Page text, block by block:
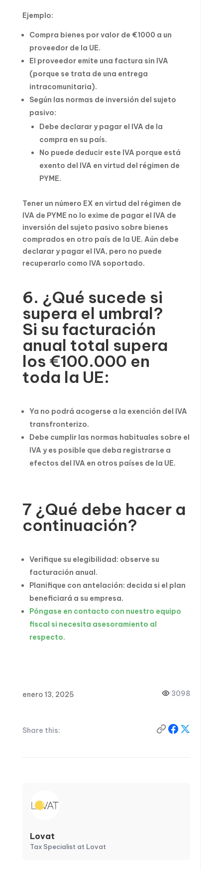
Ejemplo:
Compra bienes por valor de €1000 a un
proveedor de la UE.
El proveedor emite una factura sin IVA
(porque se trata de una entrega
intracomunitaria).
Según las normas de inversión del sujeto
pasivo:
Debe declarar y pagar el IVA de la
compra en su país.
No puede deducir este IVA porque está
exento del IVA en virtud del régimen de
PYME.
Tener un número EX en virtud del régimen de
IVA de PYME no lo exime de pagar el IVA de
inversión del sujeto pasivo sobre bienes
comprados en otro país de la UE. Aún debe
declarar y pagar el IVA, pero no puede
recuperarlo como IVA soportado.
6. ¿Qué sucede si
supera el umbral?
Si su facturación
anual total supera
los €100.000 en
toda la UE:
Ya no podrá acogerse a la exención del IVA
transfronterizo.
Debe cumplir las normas habituales sobre el
IVA y es posible que deba registrarse a
efectos del IVA en otros países de la UE.
7 ¿Qué debe hacer a
continuación?
Verifique su elegibilidad: observe su
facturación anual.
Planifique con antelación: decida si el plan
beneficiará a su empresa.
Póngase en contacto con nuestro equipo
fiscal si necesita asesoramiento al
respecto.
enero 13, 2025 3098
Share this:
Lovat
Tax Specialist at Lovat